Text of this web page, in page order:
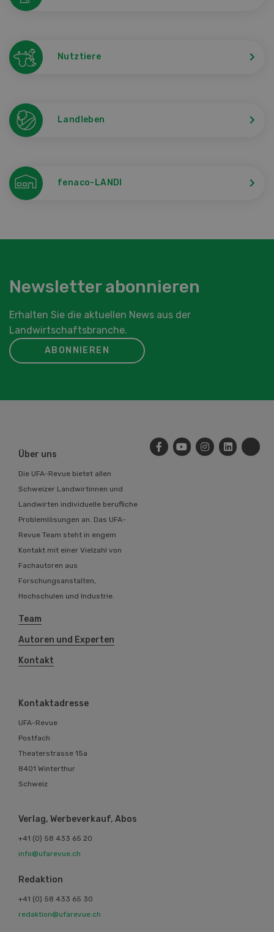
Nutztiere
Landleben
fenaco-LANDI
Newsletter abonnieren
Erhalten Sie die aktuellen News aus der
Landwirtschaftsbranche.
ABONNIEREN
Über uns
Die UFA-Revue bietet allen
Schweizer Landwirtinnen und
Landwirten individuelle berufliche
Problemlösungen an. Das UFA-
Revue Team steht in engem
Kontakt mit einer Vielzahl von
Fachautoren aus
Forschungsanstalten,
Hochschulen und Industrie.
Team
Autoren und Experten
Kontakt
Kontaktadresse
UFA-Revue
Postfach
Theaterstrasse 15a
8401 Winterthur
Schweiz
Verlag, Werbeverkauf, Abos
+41 (0) 58 433 65 20
info@ufarevue.ch
Redaktion
+41 (0) 58 433 65 30
redaktion@ufarevue.ch